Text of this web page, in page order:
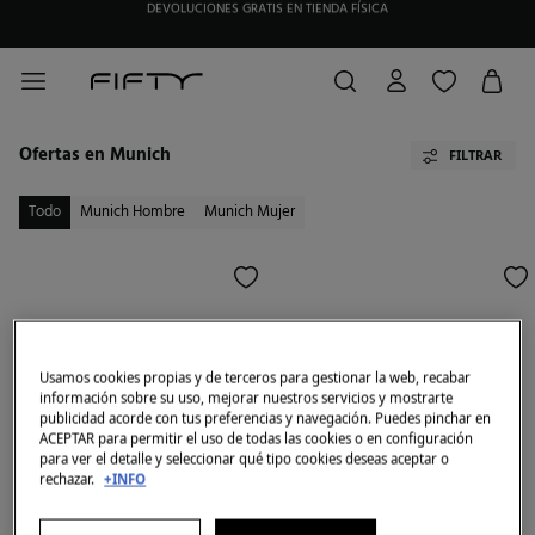
DEVOLUCIONES GRATIS EN TIENDA FÍSICA
Ofertas en Munich FILTRAR
Todo Munich Hombre Munich Mujer
Usamos cookies propias y de terceros para gestionar la web, recabar
información sobre su uso, mejorar nuestros servicios y mostrarte
publicidad acorde con tus preferencias y navegación. Puedes pinchar en
ACEPTAR para permitir el uso de todas las cookies o en configuración
para ver el detalle y seleccionar qué tipo cookies deseas aceptar o
rechazar. +INFO